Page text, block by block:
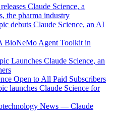
Claude Science, a
the pharma industry
debuts Claude Science, an AI
Agent Toolkit in
Launches Claude Science, an
Open to All Paid Subscribers
launches Claude Science for
News — Claude